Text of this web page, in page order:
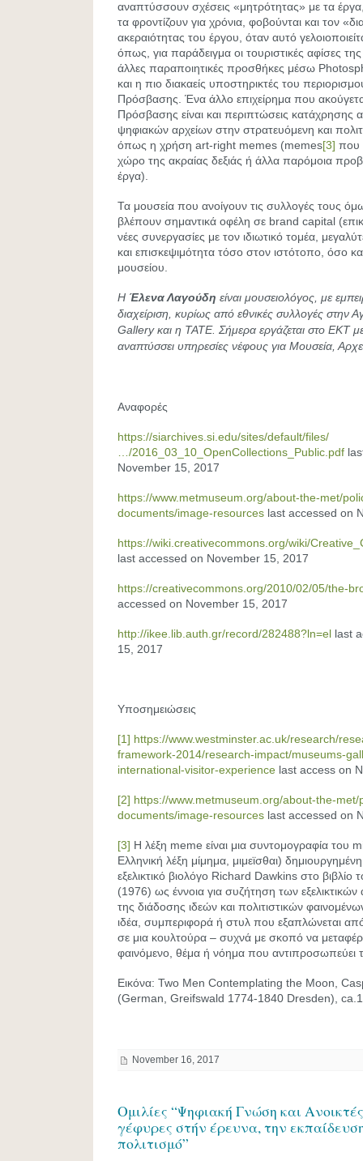
αναπτύσσουν σχέσεις «μητρότητας» με τα
τα φροντίζουν για χρόνια, φοβούνται και τον
ακεραιότητας του έργου, όταν αυτό
όπως, για παράδειγμα οι τουριστικές αφίσες
άλλες παραποιητικές προσθήκες μέσω
και η πιο διακαείς υποστηρικτές του
Πρόσβασης. Ένα άλλο επιχείρημα που
Πρόσβασης είναι και περιπτώσεις κατάχρησης
ψηφιακών αρχείων στην στρατευόμενη και
όπως η χρήση art-right memes (memes[3] που
χώρο της ακραίας δεξιάς ή άλλα παρόμοια
έργα).
Τα μουσεία που ανοίγουν τις συλλογές τους
βλέπουν σημαντικά οφέλη σε brand capital
νέες συνεργασίες με τον ιδιωτικό τομέα,
και επισκεψιμότητα τόσο στον ιστότοπο, όσο
μουσείου.
H Έλενα Λαγούδη είναι μουσειολόγος, με
διαχείριση, κυρίως από εθνικές συλλογές στην
Gallery και η TATE. Σήμερα εργάζεται στο ΕΚΤ
αναπτύσσει υπηρεσίες νέφους για Μουσεία,
Αναφορές
https://siarchives.si.edu/sites/default/files/
…/2016_03_10_OpenCollections_Public.pdf
November 15, 2017
https://www.metmuseum.org/about-the-met/
documents/image-resources last accessed on
https://wiki.creativecommons.org/wiki/
last accessed on November 15, 2017
https://creativecommons.org/2010/02/05/the-
accessed on November 15, 2017
http://ikee.lib.auth.gr/record/282488?ln=el
last
15, 2017
Υποσημειώσεις
[1] https://www.westminster.ac.uk/research/
framework-2014/research-impact/museums-
international-visitor-experience last access on
[2] https://www.metmuseum.org/about-the-met/
documents/image-resources last accessed on
[3] Η λέξη meme είναι μια συντομογραφία του
Ελληνική λέξη μίμημα, μιμεϊσθαι)
εξελικτικό βιολόγο Richard Dawkins στο
(1976) ως έννοια για συζήτηση των
της διάδοσης ιδεών και πολιτιστικών
ιδέα, συμπεριφορά ή στυλ που εξαπλώνεται
σε μια κουλτούρα – συχνά με σκοπό να
φαινόμενο, θέμα ή νόημα που αντιπροσωπεύει
Εικόνα: Two Men Contemplating the Moon,
(German, Greifswald 1774-1840 Dresden),
November 16, 2017
Ομιλίες “Ψηφιακή Γνώση και
γέφυρες στήν έρευνα, την
πολιτισμό”